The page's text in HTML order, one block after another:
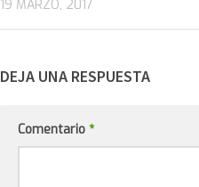
19 MARZO, 2017
DEJA UNA RESPUESTA
Comentario *